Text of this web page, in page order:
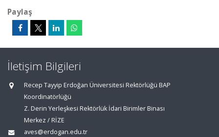
Paylaş
İletişim Bilgileri
Recep Tayyip Erdoğan Üniversitesi Rektörlüğü BAP
Koordinatörlüğü
Z. Derin Yerleşkesi Rektörlük İdari Birimler Binası
Merkez / RİZE
aves@erdogan.edu.tr